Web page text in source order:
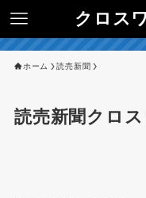
クロス
ホーム 読売新聞
読売新聞クロ